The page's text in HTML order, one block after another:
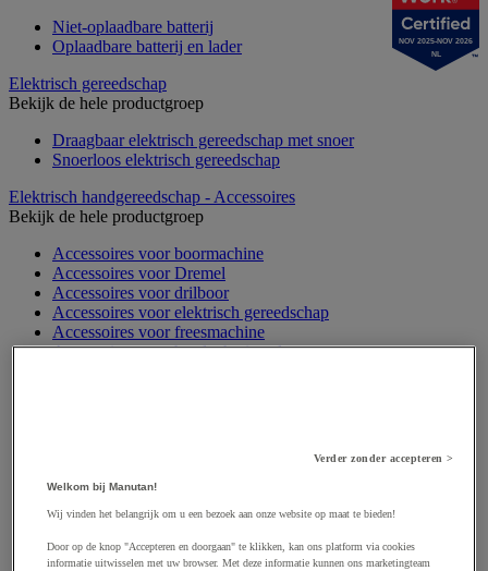
Niet-oplaadbare batterij
Oplaadbare batterij en lader
Elektrisch gereedschap
Bekijk de hele productgroep
Draagbaar elektrisch gereedschap met snoer
Snoerloos elektrisch gereedschap
Elektrisch handgereedschap - Accessoires
Bekijk de hele productgroep
Accessoires voor boormachine
Accessoires voor Dremel
Accessoires voor drilboor
Accessoires voor elektrisch gereedschap
Accessoires voor freesmachine
Accessoires voor heteluchtpistool
Accessoires voor snij- en snoeigereedschap
Accessoires voor snij-schuurmachine
Accessoires voor zaag
NOV 2025-NOV 2026
NL
Verder zonder accepteren >
Welkom bij Manutan!
Wij vinden het belangrijk om u een bezoek aan onze website op maat te bieden!
Door op de knop "Accepteren en doorgaan" te klikken, kan ons platform via cookies
informatie uitwisselen met uw browser. Met deze informatie kunnen ons marketingteam